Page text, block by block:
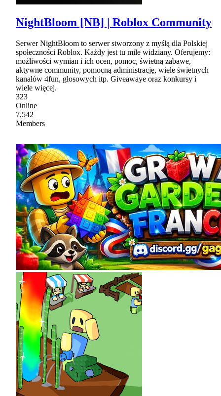
NightBloom [NB] | Roblox Community
Serwer NightBloom to serwer stworzony z myślą dla Polskiej
społeczności Roblox. Każdy jest tu mile widziany. Oferujemy:
możliwości wymian i ich ocen, pomoc, świetną zabawe,
aktywne community, pomocną administrację, wiele świetnych
kanałów 4fun, głosowych itp. Giveawaye oraz konkursy i
wiele więcej.
323
Online
7,542
Members